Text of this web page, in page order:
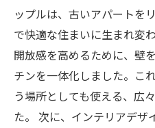
ップルは、古いアパートを
で快適な住まいに生まれ変
開放感を高めるために、壁
チンを一体化しました。こ
う場所としても使える、広
た。 次に、インテリアデザ